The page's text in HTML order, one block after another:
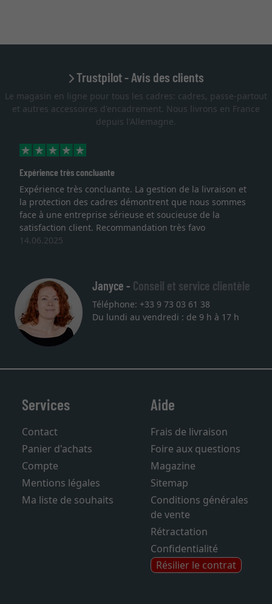
Trustpilot - Avis des clients
Le magasin en ligne pour tous les cadres: cadres, passe-partout
et autres accessoires d'encadrement. Nous livrons en France
depuis l'Allemagne.
Expérience très concluante
Expérience très concluante. La gestion de la livraison et
la protection des cadres démontrent que nous sommes
face à une entreprise sérieuse et soucieuse de la
satisfaction client. Recommandation très favo
14.06.2025
Janyce - Conseil et service clientèle
Téléphone: +33 9 73 03 61 38
Du lundi au vendredi : de 9 h à 17 h
Services
Contact
Panier d'achats
Compte
Mentions légales
Ma liste de souhaits
Aide
Frais de livraison
Foire aux questions
Magazine
Sitemap
Conditions générales
de vente
Rétractation
Confidentialité
Résilier le contrat